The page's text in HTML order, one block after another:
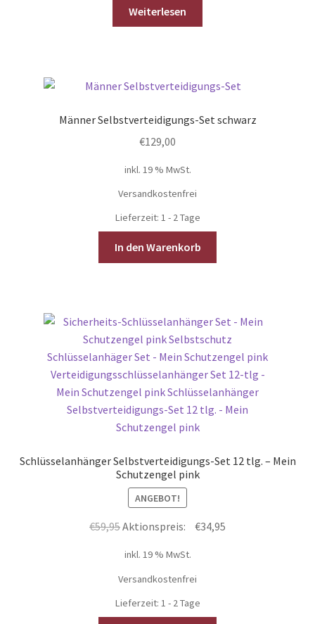
Weiterlesen
Männer Selbstverteidigungs-Set schwarz
€129,00
inkl. 19 % MwSt.
Versandkostenfrei
Lieferzeit: 1 - 2 Tage
In den Warenkorb
Schlüsselanhänger Selbstverteidigungs-Set 12 tlg. – Mein
Schutzengel pink
ANGEBOT!
€59,95Ursprünglicher
war:
€59,95
Aktionspreis: €34,95Aktueller
inkl. 19 % MwSt.
Versandkostenfrei
Lieferzeit: 1 - 2 Tage